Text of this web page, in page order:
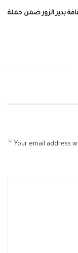
بدير الزور ضمن حملة
Your email address
*